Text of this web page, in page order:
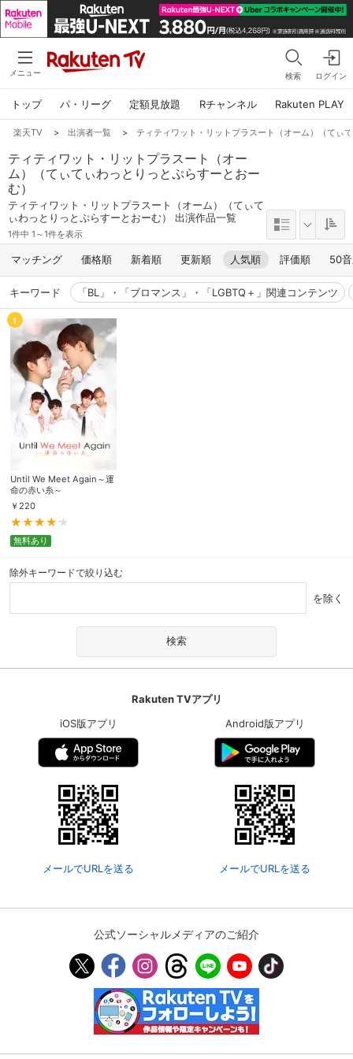
メニュー 検索 ログイン
トップ パ・リーグ 定額見放題 Rチャンネル Rakuten PLAY
楽天TV > 出演者一覧 > ティティワット・リットプラスート（オーム）（てぃ
ティティワット・リットプラスート（オー
ム）（てぃてぃわっとりっとぷらすーとおー
む）
ティティワット・リットプラスート（オーム）（てぃて
ぃわっとりっとぷらすーとおーむ） 出演作品一覧
1件中 1～1件を表示
マッチング 価格順 新着順 更新順 人気順 評価順 50
キーワード 「BL」・「ブロマンス」・「LGBTQ＋」関連コンテンツ
1
Until We Meet Again～運
命の赤い糸～
￥ 220
無料あり
除外キーワードで絞り込む
を除く
Rakuten TVアプリ
iOS版アプリ
メールでURLを送る
Android版アプリ
メールでURLを送る
公式ソーシャルメディアのご紹介